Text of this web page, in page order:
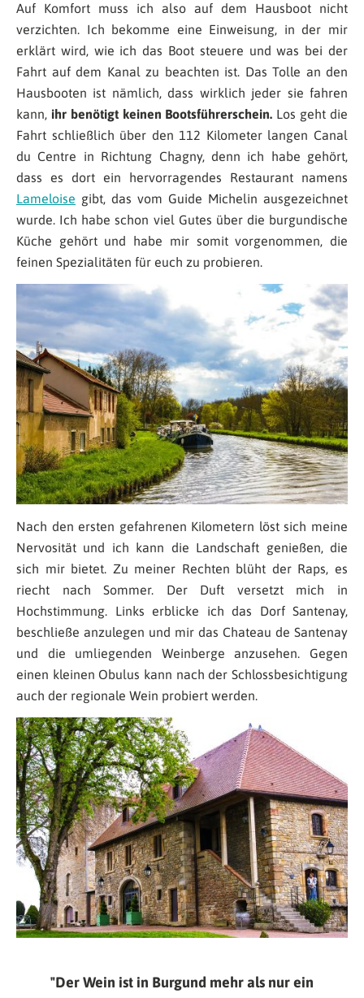
Auf Komfort muss ich also auf dem Hausboot nicht
verzichten. Ich bekomme eine Einweisung, in der mir
erklärt wird, wie ich das Boot steuere und was bei der
Fahrt auf dem Kanal zu beachten ist. Das Tolle an den
Hausbooten ist nämlich, dass wirklich jeder sie fahren
kann, ihr benötigt keinen Bootsführerschein. Los geht die
Fahrt schließlich über den 112 Kilometer langen Canal
du Centre in Richtung Chagny, denn ich habe gehört,
dass es dort ein hervorragendes Restaurant namens
Lameloise gibt, das vom Guide Michelin ausgezeichnet
wurde. Ich habe schon viel Gutes über die burgundische
Küche gehört und habe mir somit vorgenommen, die
feinen Spezialitäten für euch zu probieren.
Nach den ersten gefahrenen Kilometern löst sich meine
Nervosität und ich kann die Landschaft genießen, die
sich mir bietet. Zu meiner Rechten blüht der Raps, es
riecht nach Sommer. Der Duft versetzt mich in
Hochstimmung. Links erblicke ich das Dorf Santenay,
beschließe anzulegen und mir das Chateau de Santenay
und die umliegenden Weinberge anzusehen. Gegen
einen kleinen Obulus kann nach der Schlossbesichtigung
auch der regionale Wein probiert werden.
Der Wein ist in Burgund mehr als nur ein